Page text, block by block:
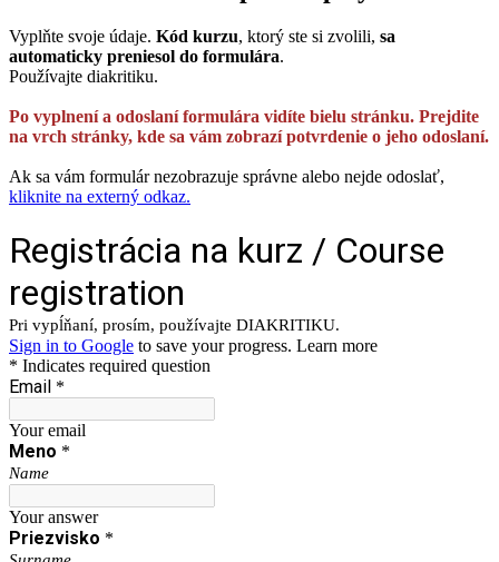
Vyplňte svoje údaje. Kód kurzu, ktorý ste si zvolili, sa
automaticky preniesol do formulára.
Používajte diakritiku.
Po vyplnení a odoslaní formulára vidíte bielu stránku. Prejdite
na vrch stránky, kde sa vám zobrazí potvrdenie o jeho odoslaní.
Ak sa vám formulár nezobrazuje správne alebo nejde odoslať,
kliknite na externý odkaz.